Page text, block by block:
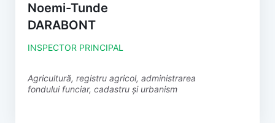
Noemi-Tunde
DARABONT
INSPECTOR PRINCIPAL
Agricultură, registru agricol, administrarea
fondului funciar, cadastru și urbanism